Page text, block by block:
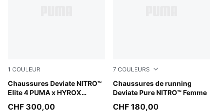
1 COULEUR
Chaussures Deviate NITRO™
Elite 4 PUMA x HYROX
Pure Pink-Electric Orchid-Deep Plum
CHF 300,00
7 COULEURS
Chaussures de running
Deviate Pure NITRO™ Femme
PUMA Black-PUMA Silver
CHF 180,00